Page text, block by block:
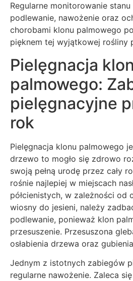
Regularne monitorowanie
podlewanie, nawożenie oraz
chorobami klonu palmowego
pięknem tej wyjątkowej rośliny
Pielęgnacja
palmowego:
pielęgnacyjne
rok
Pielęgnacja klonu palmowego
drzewo to mogło się zdrowo
swoją pełną urodę przez cały
rośnie najlepiej w miejscach
półcienistych, w zależności od
wiosny do jesieni, należy
podlewanie, ponieważ klon
przesuszenie. Przesuszona
osłabienia drzewa oraz
Jednym z istotnych zabiegów
regularne nawożenie. Zaleca